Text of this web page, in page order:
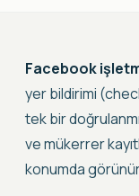
Facebook
yer bildirimi
tek bir
ve mükerrer
konumda